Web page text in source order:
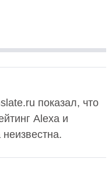
показал, что
Alexa и